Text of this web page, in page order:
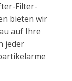
Filter-
bieten wir
auf Ihre
jeder